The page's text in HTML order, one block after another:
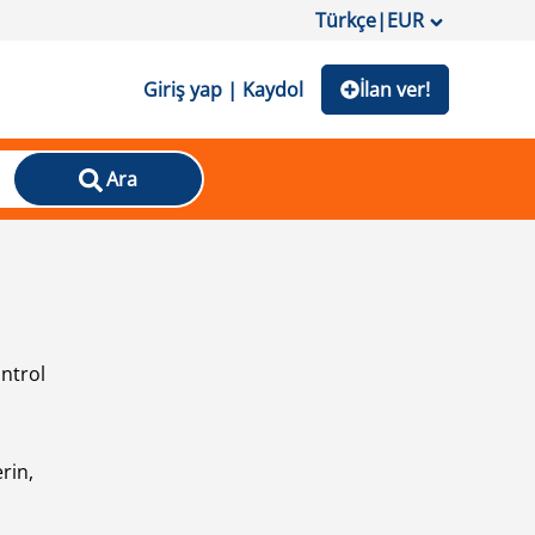
Türkçe|EUR
Giriş yap | Kaydol İlan ver!
Ara